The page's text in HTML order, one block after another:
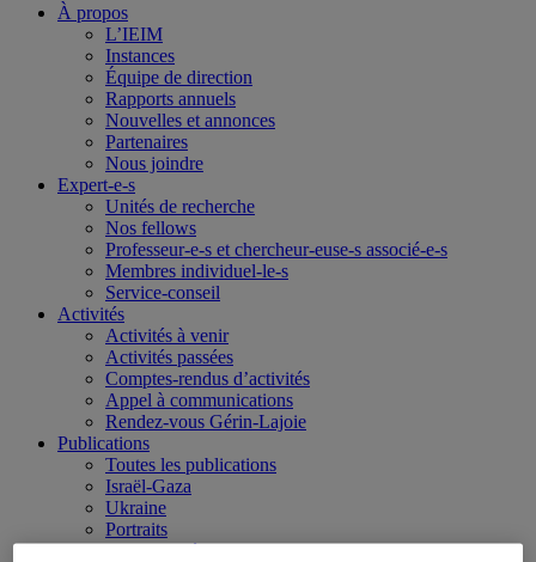
À propos
L’IEIM
Instances
Équipe de direction
Rapports annuels
Nouvelles et annonces
Partenaires
Nous joindre
Expert-e-s
Unités de recherche
Nos fellows
Professeur-e-s et chercheur-euse-s associé-e-s
Membres individuel-le-s
Service-conseil
Activités
Activités à venir
Activités passées
Comptes-rendus d’activités
Appel à communications
Rendez-vous Gérin-Lajoie
Publications
Toutes les publications
Israël-Gaza
Ukraine
Portraits
Dans les médias